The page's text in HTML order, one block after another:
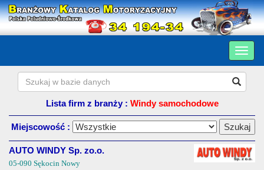
Lista firm z branży : Windy samochodowe
Miejscowość :
AUTO WINDY Sp. zo.o.
05-090 Sękocin Nowy